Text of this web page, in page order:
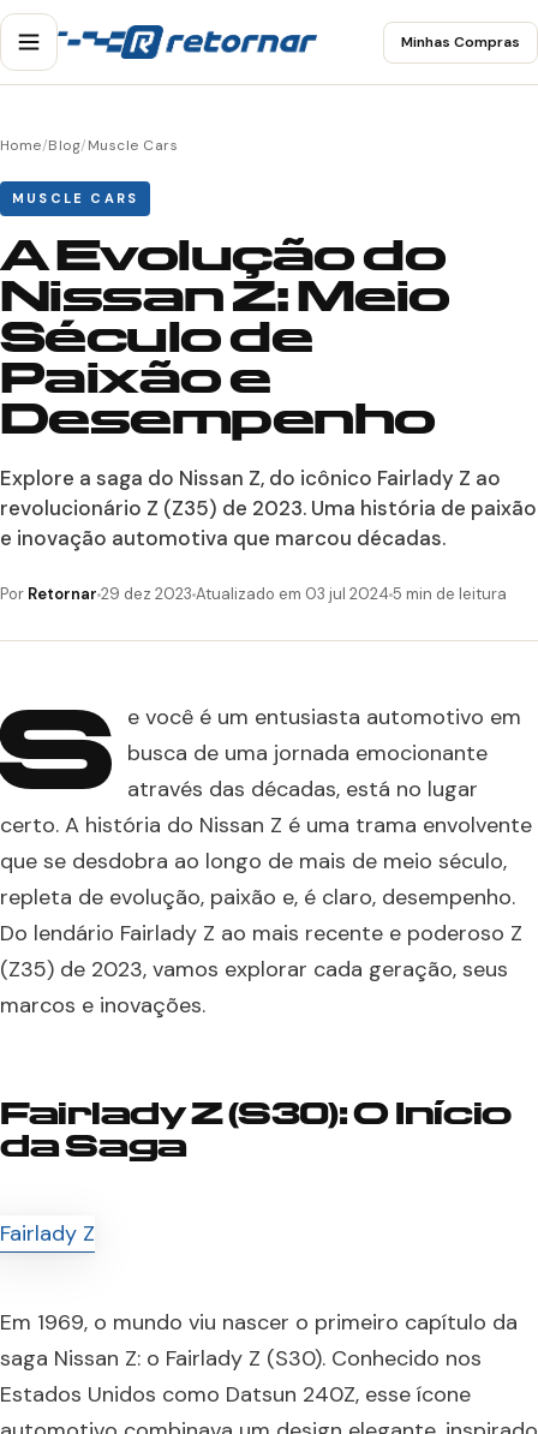
Minhas Compras
Home/Blog/Muscle Cars
MUSCLE CARS
A Evolução do
Nissan Z: Meio
Século de
Paixão e
Desempenho
Explore a saga do Nissan Z, do icônico Fairlady Z ao
revolucionário Z (Z35) de 2023. Uma história de paixão
e inovação automotiva que marcou décadas.
Por Retornar 29 dez 2023 Atualizado em 03 jul 2024 5 min de leitura
e você é um entusiasta automotivo em
busca de uma jornada emocionante
através das décadas, está no lugar
certo. A história do Nissan Z é uma trama envolvente
que se desdobra ao longo de mais de meio século,
repleta de evolução, paixão e, é claro, desempenho.
Do lendário Fairlady Z ao mais recente e poderoso Z
(Z35) de 2023, vamos explorar cada geração, seus
marcos e inovações.
Fairlady Z (S30): O Início
da Saga
Em 1969, o mundo viu nascer o primeiro capítulo da
saga Nissan Z: o Fairlady Z (S30). Conhecido nos
Estados Unidos como Datsun 240Z, esse ícone